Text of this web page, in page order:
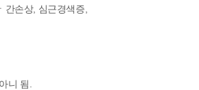
손상, 심근경색증,
니 됨.